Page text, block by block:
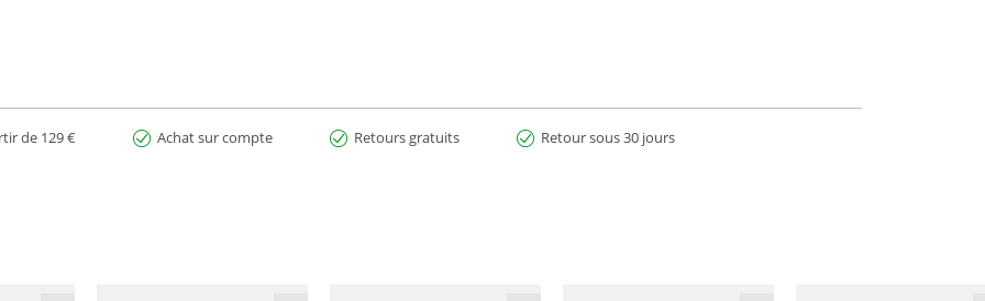
de 129 € Achat sur compte Retours gratuits Retour sous 30 jours